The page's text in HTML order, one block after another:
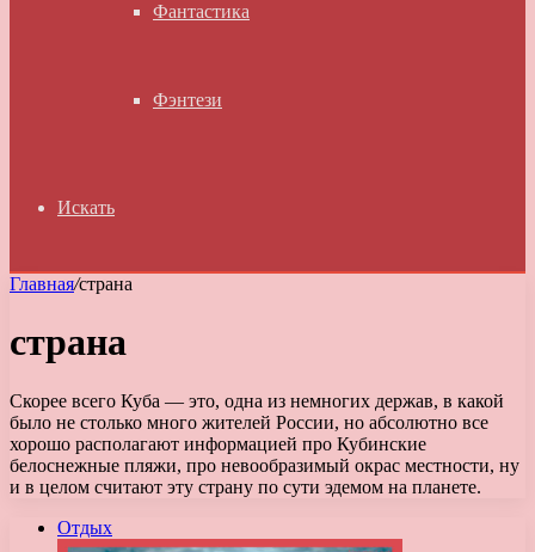
Фантастика
Фэнтези
Искать
Главная/страна
страна
Скорее всего Куба — это, одна из немногих держав, в какой
было не столько много жителей России, но абсолютно все
хорошо располагают информацией про Кубинские
белоснежные пляжи, про невообразимый окрас местности, ну
и в целом считают эту страну по сути эдемом на планете.
Отдых